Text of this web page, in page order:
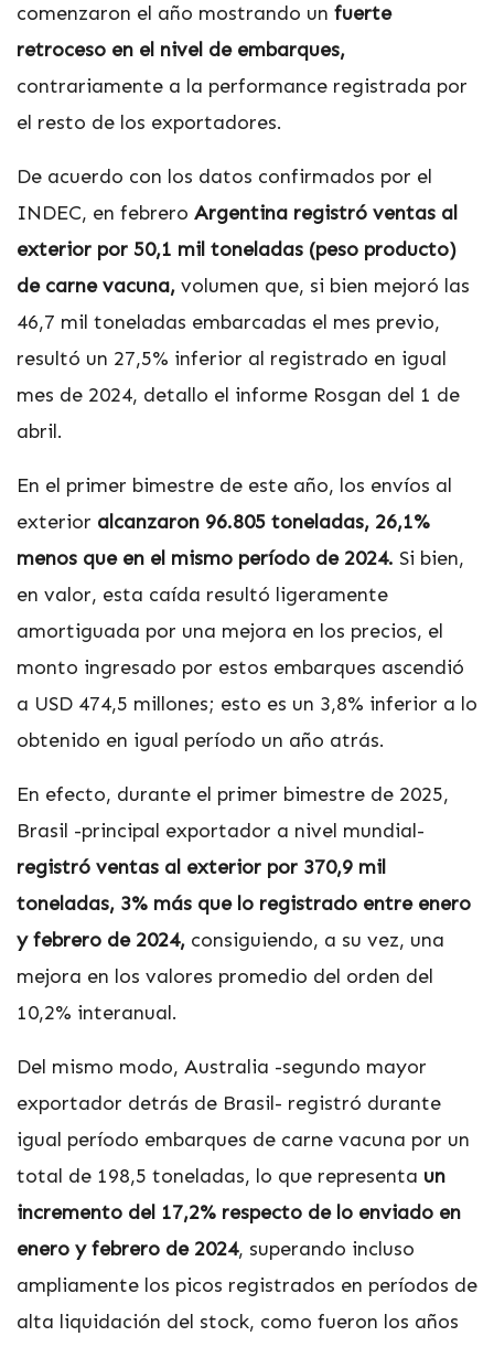
comenzaron el año mostrando un fuerte
retroceso en el nivel de embarques,
contrariamente a la performance registrada por
el resto de los exportadores.
De acuerdo con los datos confirmados por el
INDEC, en febrero Argentina registró ventas al
exterior por 50,1 mil toneladas (peso producto)
de carne vacuna, volumen que, si bien mejoró las
46,7 mil toneladas embarcadas el mes previo,
resultó un 27,5% inferior al registrado en igual
mes de 2024, detallo el informe Rosgan del 1 de
abril.
En el primer bimestre de este año, los envíos al
exterior alcanzaron 96.805 toneladas, 26,1%
menos que en el mismo período de 2024. Si bien,
en valor, esta caída resultó ligeramente
amortiguada por una mejora en los precios, el
monto ingresado por estos embarques ascendió
a USD 474,5 millones; esto es un 3,8% inferior a lo
obtenido en igual período un año atrás.
En efecto, durante el primer bimestre de 2025,
Brasil -principal exportador a nivel mundial-
registró ventas al exterior por 370,9 mil
toneladas, 3% más que lo registrado entre enero
y febrero de 2024, consiguiendo, a su vez, una
mejora en los valores promedio del orden del
10,2% interanual.
Del mismo modo, Australia -segundo mayor
exportador detrás de Brasil- registró durante
igual período embarques de carne vacuna por un
total de 198,5 toneladas, lo que representa un
incremento del 17,2% respecto de lo enviado en
enero y febrero de 2024, superando incluso
ampliamente los picos registrados en períodos de
alta liquidación del stock, como fueron los años